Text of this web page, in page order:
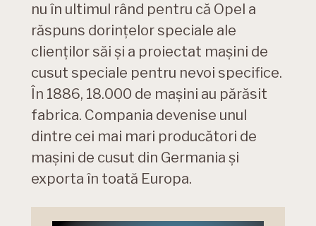
nu în ultimul rând pentru că Opel a
răspuns dorințelor speciale ale
clienților săi și a proiectat mașini de
cusut speciale pentru nevoi specifice.
În 1886, 18.000 de mașini au părăsit
fabrica. Compania devenise unul
dintre cei mai mari producători de
mașini de cusut din Germania și
exporta în toată Europa.